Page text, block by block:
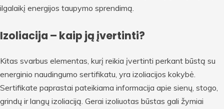
ilgalaikį energijos taupymo sprendimą.
Izoliacija – kaip ją įvertinti?
Kitas svarbus elementas, kurį reikia įvertinti perkant būstą su
energinio naudingumo sertifikatu, yra izoliacijos kokybė.
Sertifikate paprastai pateikiama informacija apie sienų, stogo,
grindų ir langų izoliaciją. Gerai izoliuotas būstas gali žymiai